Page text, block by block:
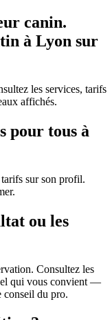
canin.
à Lyon sur
les services, tarifs
affichés.
pour tous à
sur son profil.
ou les
Consultez les
qui vous convient —
conseil du pro.